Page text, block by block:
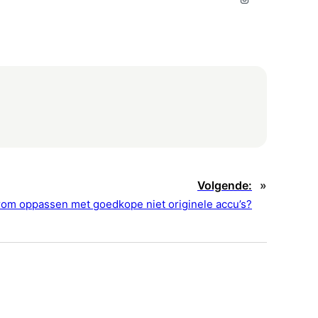
Volgende:
oppassen met goedkope niet originele accu’s?
»